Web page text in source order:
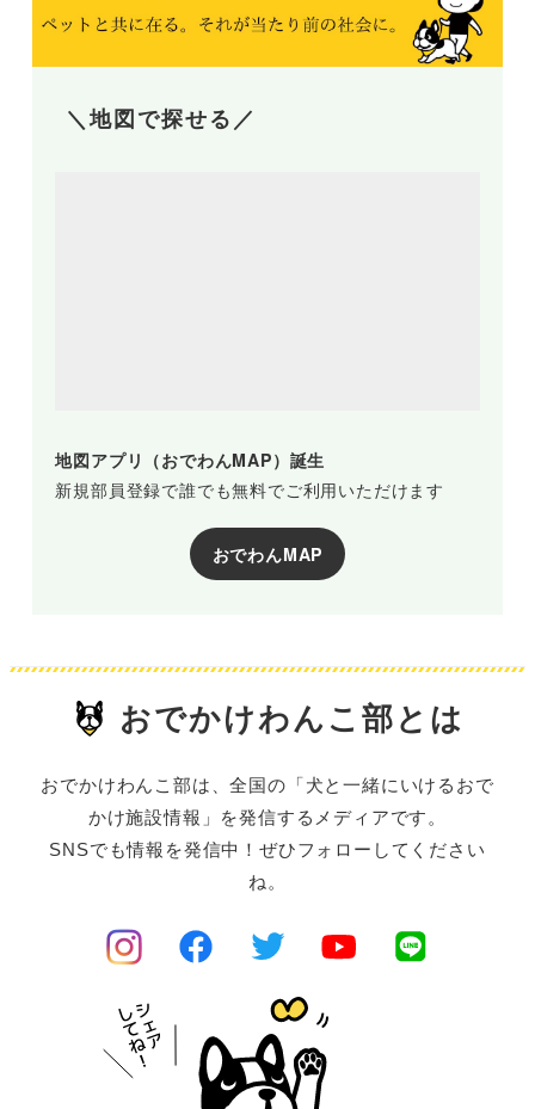
＼地図で探せる／
地図アプリ（おでわんMAP）誕生
新規部員登録で誰でも無料でご利用いただけます
おでわんMAP
おでかけわんこ部とは
おでかけわんこ部は、全国の「犬と一緒にいけるおで
かけ施設情報」を発信するメディアです。
SNSでも情報を発信中！ぜひフォローしてください
ね。